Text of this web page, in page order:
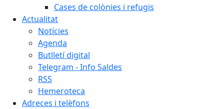
Cases de colònies i refugis
Actualitat
Notícies
Agenda
Butlletí digital
Telegram - Info Saldes
RSS
Hemeroteca
Adreces i telèfons